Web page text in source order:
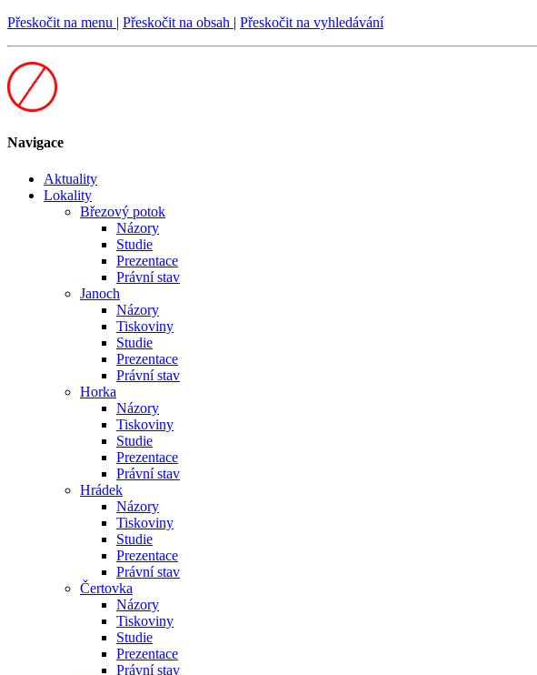
Přeskočit na menu | Přeskočit na obsah | Přeskočit na vyhledávání
Navigace
Aktuality
Lokality
Březový potok
Názory
Studie
Prezentace
Právní stav
Janoch
Názory
Tiskoviny
Studie
Prezentace
Právní stav
Horka
Názory
Tiskoviny
Studie
Prezentace
Právní stav
Hrádek
Názory
Tiskoviny
Studie
Prezentace
Právní stav
Čertovka
Názory
Tiskoviny
Studie
Prezentace
Právní stav